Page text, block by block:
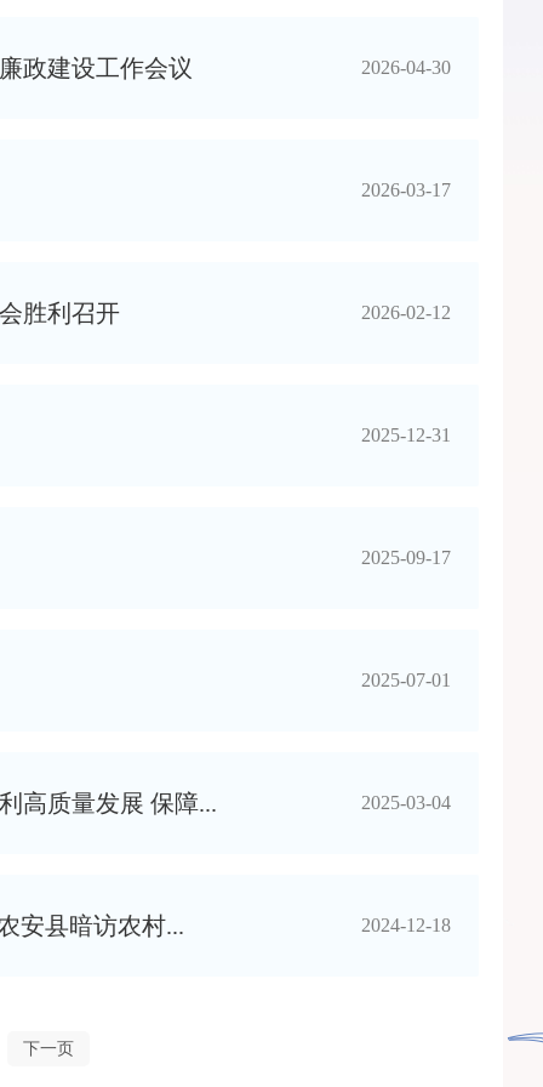
政建设工作会议 2026-04-30
2026-03-17
胜利召开 2026-02-12
2025-12-31
2025-09-17
2025-07-01
高质量发展 保障... 2025-03-04
安县暗访农村... 2024-12-18
下一页